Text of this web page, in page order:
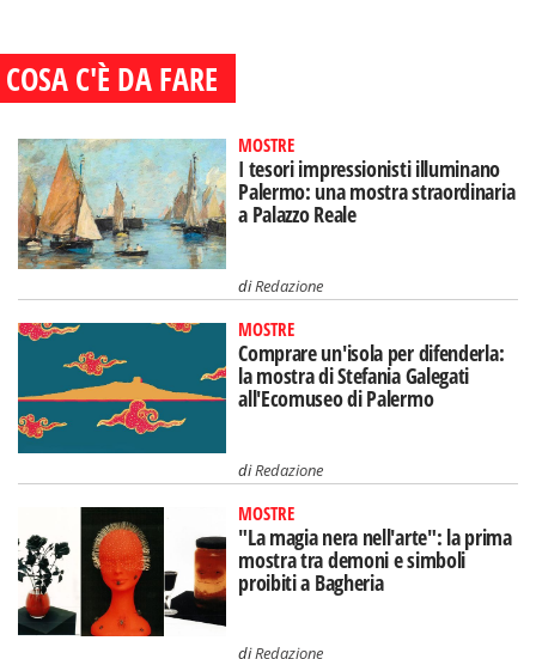
COSA C'È DA FARE
MOSTRE
I tesori impressionisti illuminano
Palermo: una mostra straordinaria
a Palazzo Reale
diRedazione
MOSTRE
Comprare un'isola per difenderla:
la mostra di Stefania Galegati
all'Ecomuseo di Palermo
diRedazione
MOSTRE
"La magia nera nell'arte": la prima
mostra tra demoni e simboli
proibiti a Bagheria
diRedazione